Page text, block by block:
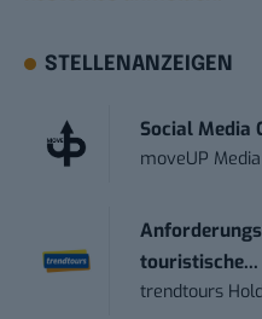
STELLENANZEIGEN
Social Media
moveUP
touristische...
trendtours